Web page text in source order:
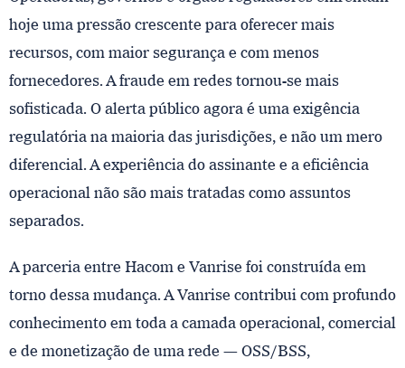
hoje uma pressão crescente para oferecer mais
recursos, com maior segurança e com menos
fornecedores. A fraude em redes tornou-se mais
sofisticada. O alerta público agora é uma exigência
regulatória na maioria das jurisdições, e não um mero
diferencial. A experiência do assinante e a eficiência
operacional não são mais tratadas como assuntos
separados.
A parceria entre Hacom e Vanrise foi construída em
torno dessa mudança. A Vanrise contribui com profundo
conhecimento em toda a camada operacional, comercial
e de monetização de uma rede — OSS/BSS,